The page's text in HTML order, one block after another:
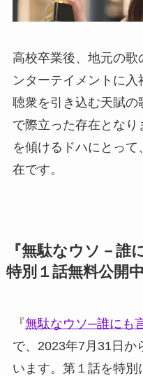
高校卒業後、地元の
ンターテイメントに入
聴衆を引き込む天賦
で際立った存在とな
を傾けるドハにとっ
在です。
『無駄なウソ－誰
特別１話無料公開中
『無駄なウソ─誰にも
で、2023年7月31日か
います。第１話を特